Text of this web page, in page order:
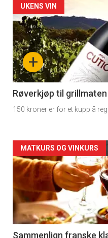
Forsiden
akkurat
nå
-
4
+
UKENS VIN
Røverkjøp til grillmaten
150 kroner er for et kupp å
Forsiden
akkurat
nå
-
MATKURS OG VINKURS
Sammenlign franske